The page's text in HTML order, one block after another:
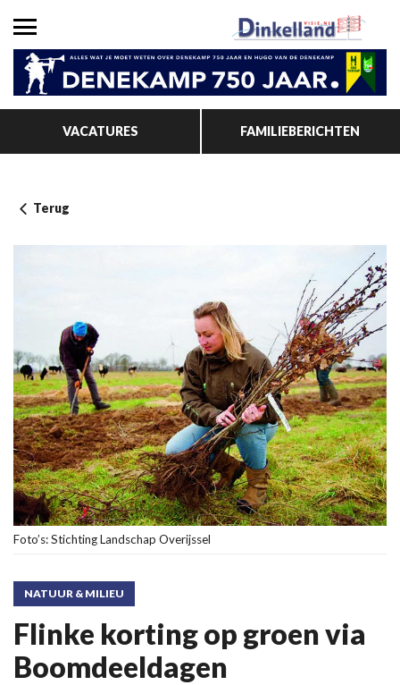
VACATURES FAMILIEBERICHTEN
Terug
Foto’s: Stichting Landschap Overijssel
NATUUR & MILIEU
Flinke korting op groen via
Boomdeeldagen